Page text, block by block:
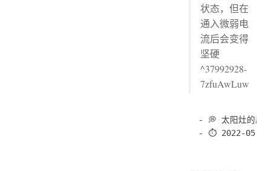
状态，但在
通入微弱电
流后会变得
坚硬
^37992928-
7zfuAwLuw
- 💭 太阳灶的原